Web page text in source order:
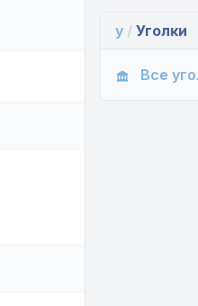
y / Уголки
Все